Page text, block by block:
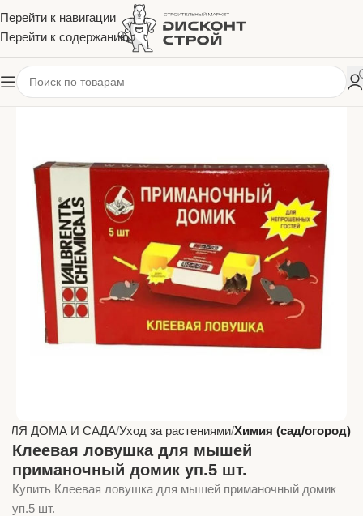
Перейти к навигации
Перейти к содержанию
ДОМА И САДА Уход за растениями Химия (сад/огород)
Клеевая ловушка для мышей
приманочный домик уп.5 шт.
Купить Клеевая ловушка для мышей приманочный домик
уп.5 шт.